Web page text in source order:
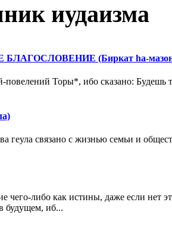
иудаизма
(Биркат hа-
повелений Торы*, ибо сказано: Будешь
геула связано с жизнью семьи и
чего-либо как истины, даже если нет
будущем, иб...